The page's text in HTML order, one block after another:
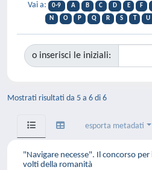
Vai a: 0-9 A B C D E F
N
O P Q R S T U
o inserisci le iniziali:
Mostrati risultati da 5 a 6 di 6
esporta metadati
"Navigare necesse". Il concorso
volti della romanità